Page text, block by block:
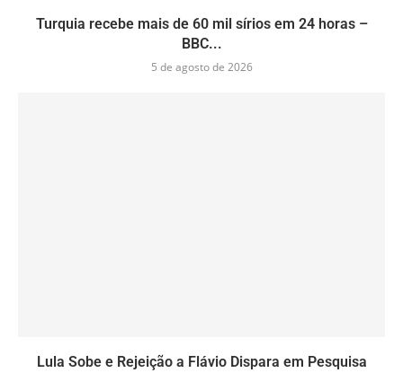
Turquia recebe mais de 60 mil sírios em 24 horas –
BBC...
5 de agosto de 2026
Lula Sobe e Rejeição a Flávio Dispara em Pesquisa